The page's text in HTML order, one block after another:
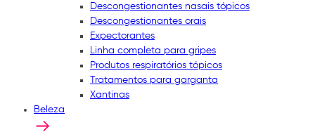
Descongestionantes nasais tópicos
Descongestionantes orais
Expectorantes
Linha completa para gripes
Produtos respiratórios tópicos
Tratamentos para garganta
Xantinas
Beleza